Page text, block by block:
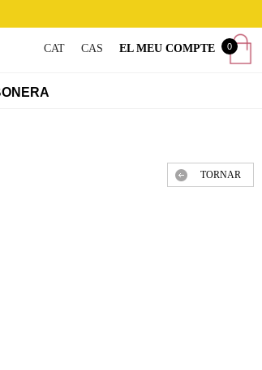
CAT CAS EL MEU COMPTE 0
TORNAR